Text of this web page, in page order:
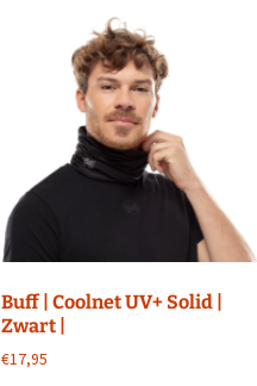
Buff | Coolnet UV+ Solid |
Zwart |
€17,95